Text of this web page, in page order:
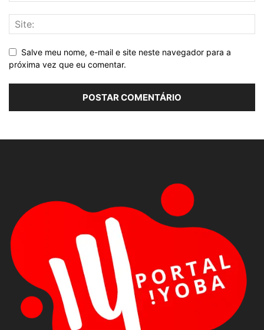
Salve meu nome, e-mail e site neste navegador para a
próxima vez que eu comentar.